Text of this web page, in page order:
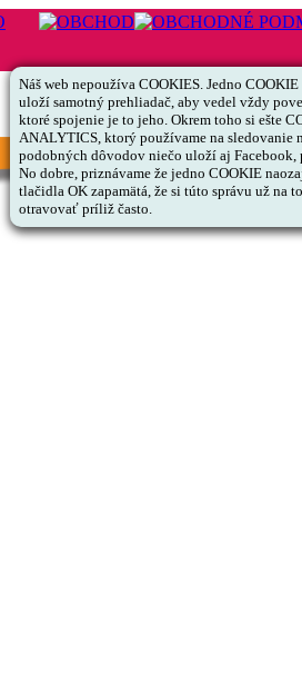
Náš web nepoužíva COOKIES. Jedno
uloží samotný prehliadač, aby vedel vždy
ktoré spojenie je to jeho. Okrem toho si ešte
ANALYTICS, ktorý používame na sledovanie
podobných dôvodov niečo uloží aj Facebook,
No dobre, priznávame že jedno COOKIE
tlačidla OK zapamätá, že si túto správu už na
otravovať príliž často.